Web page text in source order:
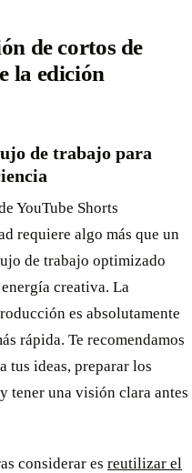
de cortos de
la edición
de trabajo para
YouTube Shorts
requiere algo más que un
de trabajo optimizado
creativa. La
es absolutamente
rápida. Te recomendamos
tus ideas, preparar los
tener una visión clara antes
considerar es reutilizar el